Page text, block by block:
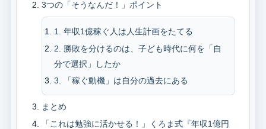
3つの「そうなんだ！」ポイント
1. 年収1億稼ぐ人は人生計画をたてる
2. 勝敗を分けるのは、子ども時代に何を「自
分で選択」したか
3. 「稼ぐ動機」は自分の過去にある
まとめ
「これは勉強に活かせる！」くろま式『年収1億円